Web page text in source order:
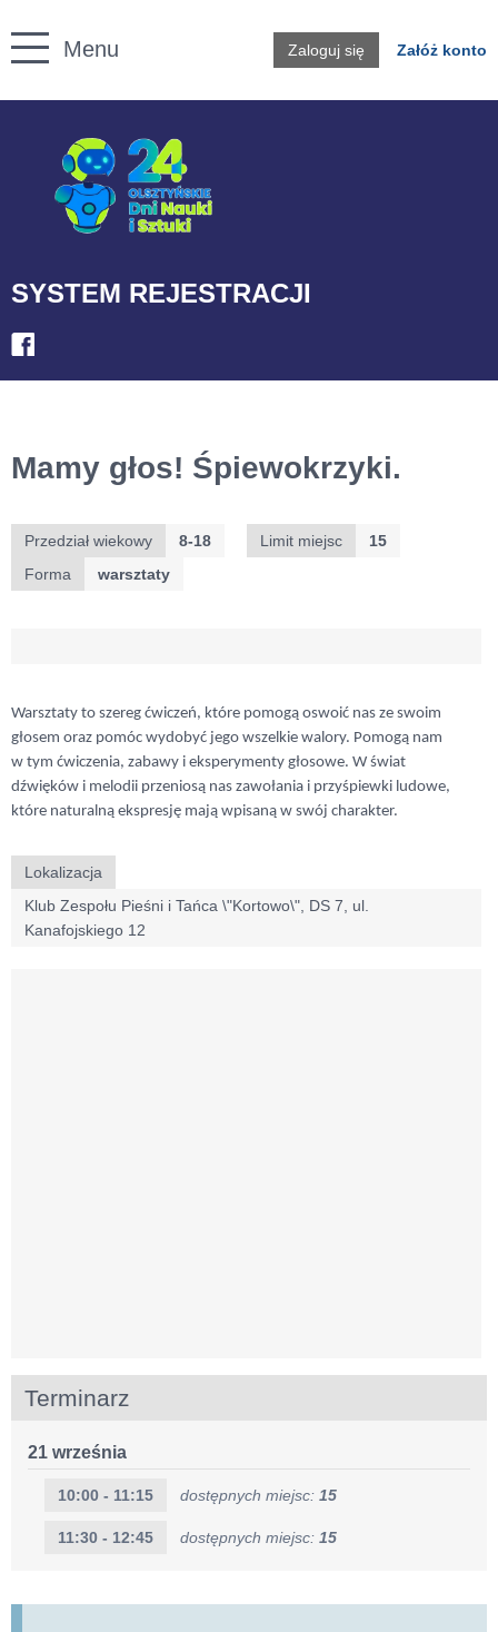
Przejdź do treści
Menu
Twoje konto
Zaloguj się Załóż konto
SYSTEM REJESTRACJI
Mamy głos! Śpiewokrzyki.
Przedział wiekowy 8-18 Limit miejsc
15
Forma
warsztaty
Warsztaty to szereg ćwiczeń, które pomogą oswoić nas ze swoim
głosem oraz pomóc wydobyć jego wszelkie walory. Pomogą nam
w tym ćwiczenia, zabawy i eksperymenty głosowe. W świat
dźwięków i melodii przeniosą nas zawołania i przyśpiewki ludowe,
które naturalną ekspresję mają wpisaną w swój charakter.
Lokalizacja
Klub Zespołu Pieśni i Tańca \"Kortowo\", DS 7, ul.
Kanafojskiego 12
Terminarz
21 września
10:00 - 11:15 dostępnych miejsc: 15
11:30 - 12:45 dostępnych miejsc: 15